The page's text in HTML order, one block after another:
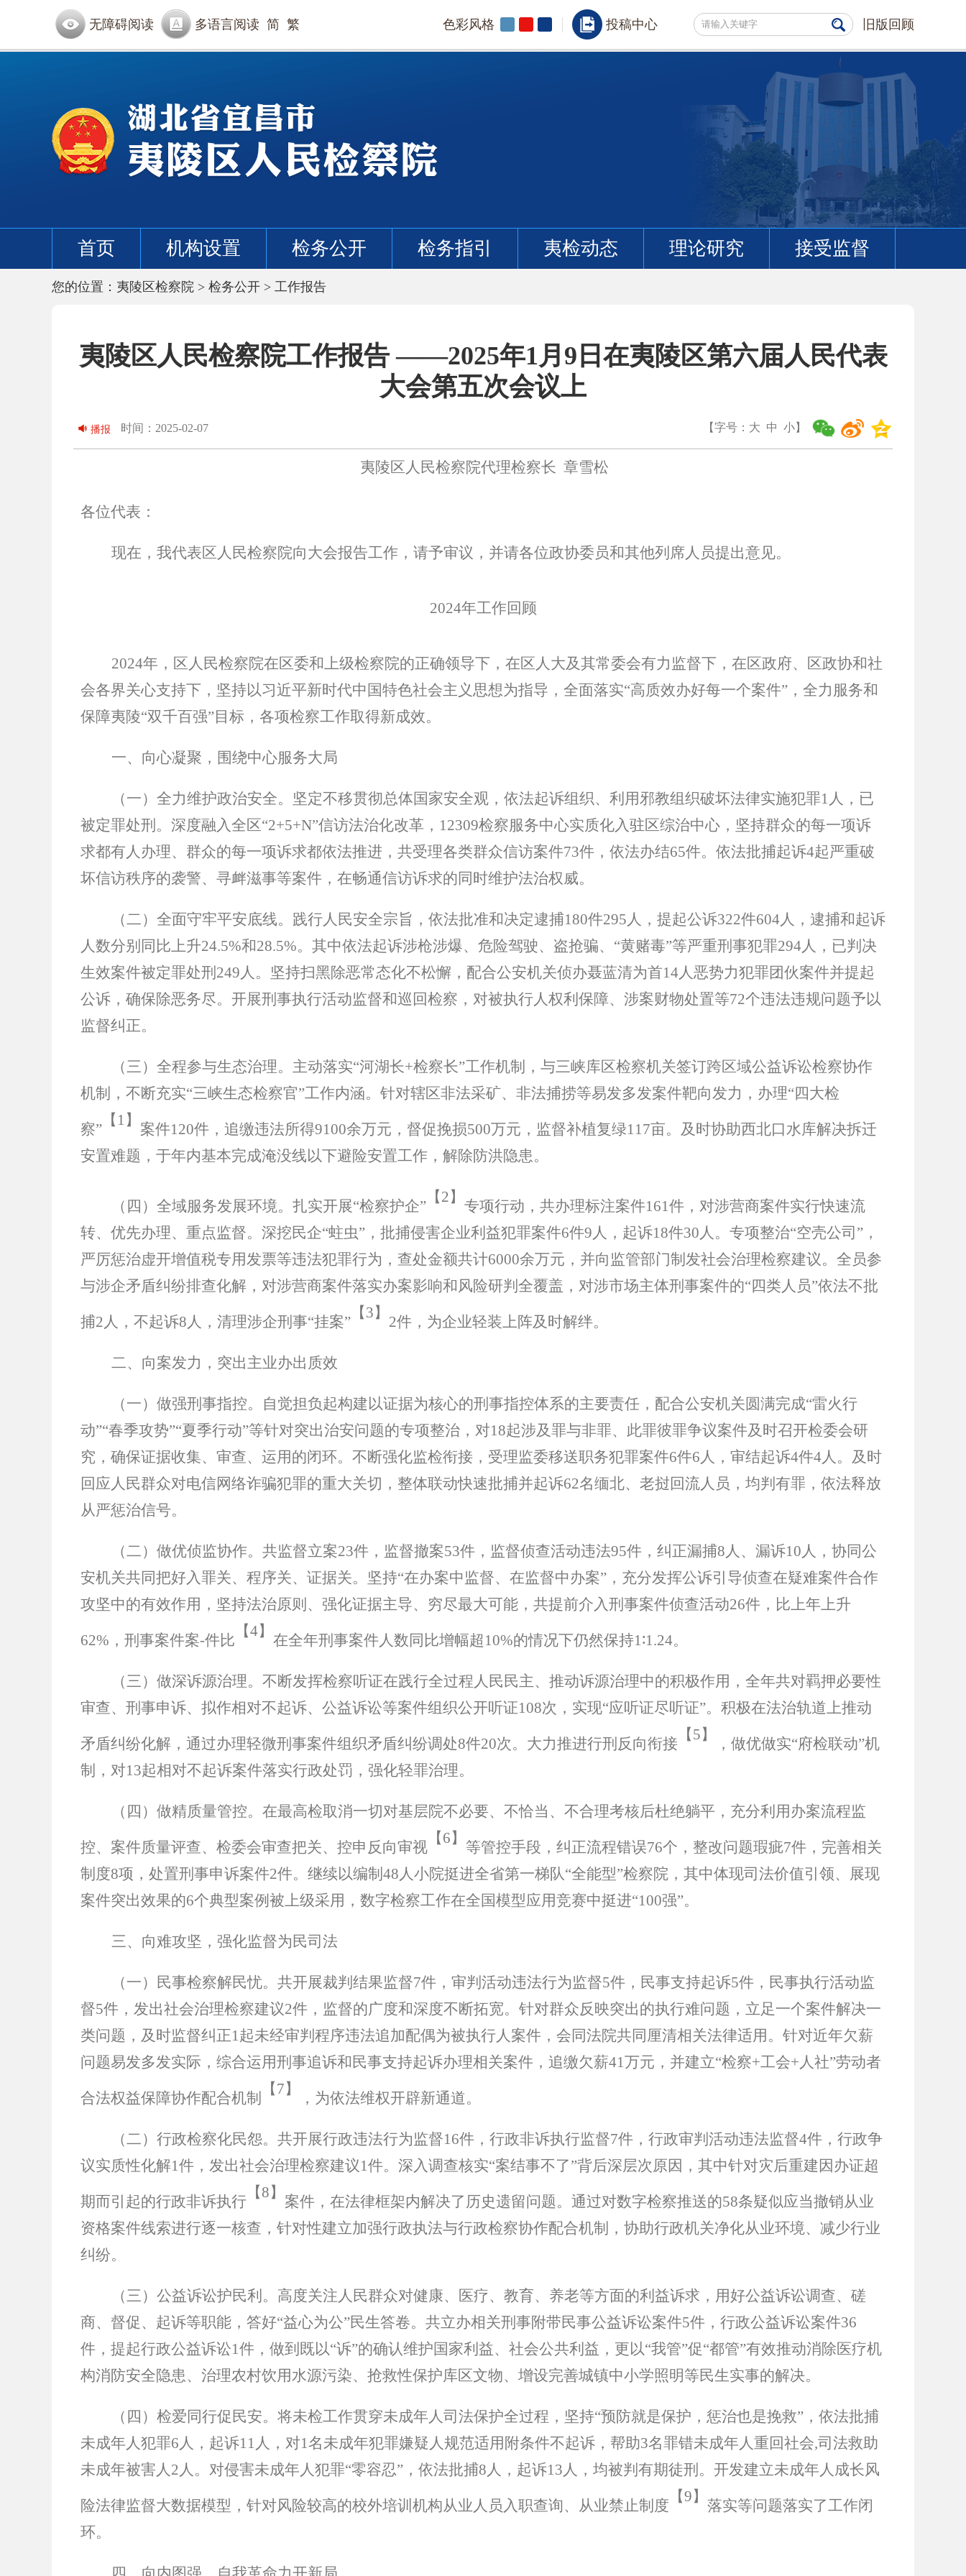
无障碍阅读 多语言阅读 简 繁 色彩风格 投稿中心 旧版回顾
首页 机构设置 检务公开 检务指引 夷检动态 理论研究 接受监督
您的位置： 夷陵区检察院 > 检务公开 > 工作报告
夷陵区人民检察院工作报告 ——2025年1月9日在夷陵区第六届人民代表
大会第五次会议上
【字号： 大 中 小】
播报 时间：2025-02-07
夷陵区人民检察院代理检察长 章雪松
各位代表：
现在，我代表区人民检察院向大会报告工作，请予审议，并请各位政协委员和其他列席人员提出意见。
2024年工作回顾
2024年，区人民检察院在区委和上级检察院的正确领导下，在区人大及其常委会有力监督下，在区政府、区政协和社
会各界关心支持下，坚持以习近平新时代中国特色社会主义思想为指导，全面落实“高质效办好每一个案件” ，全力服务和
保障夷陵“双千百强”目标，各项检察工作取得新成效。
一、向心凝聚，围绕中心服务大局
（一）全力维护政治安全。坚定不移贯彻总体国家安全观，依法起诉组织、利用邪教组织破坏法律实施犯罪1 人，已
被定罪处刑。深度融入全区“2+5+N”信访法治化改革， 12309检察服务中心实质化入驻区综治中心，坚持群众的每一项诉
求都有人办理、群众的每一项诉求都依法推进，共受理各类群众信访案件73件，依法办结65件。依法批捕起诉4起严重破
坏信访秩序的袭警、寻衅滋事等案件，在畅通信访诉求的同时维护法治权威。
（二）全面守牢平安底线。 践行人民安全宗旨，依法批准和决定逮捕180件295人，提起公诉322件604人，逮捕和起诉
人数分别同比上升24.5%和28.5%。其中依法起诉涉枪涉爆、危险驾驶、盗抢骗、 “黄赌毒”等严重刑事犯罪294人，已判决
生效案件被定罪处刑 249人。坚持扫黑除恶常态化不松懈，配合公安机关侦办聂蓝清为首14人恶势力犯罪团伙案件并提起
公诉，确保除恶务尽。开展刑事执行活动监督和巡回检察，对被执行人权利保障、涉案财物处置等72个违法违规问题予以
监督纠正。
（三）全程参与生态治理。 主动落实“河湖长+检察长”工作机制，与三峡库区检察机关签订跨区域公益诉讼检察协作
机制，不断充实“三峡生态检察官”工作内涵。针对辖区非法采矿、非法捕捞等易发多发案件靶向发力，办理“四大检
察”
【 1】
案件120件，追缴违法所得9100余万元，督促挽损500万元，监督补植复绿117亩。及时协助西北口水库解决拆迁
安置难题，于年内基本完成淹没线以下避险安置工作，解除防洪隐患。
（四）全域服务发展环境。 扎实开展“检察护企”
【2】
专项行动，共办理标注案件161件，对涉营商案件实行快速流
转、优先办理、重点监督。深挖民企“蛀虫” ，批捕侵害企业利益犯罪案件6件9人，起诉18件30人。专项整治“空壳公司 ” ，
严厉惩治虚开增值税专用发票等违法犯罪行为，查处金额共计6000余万元，并向监管部门制发社会治理检察建议。全员参
与涉企矛盾纠纷排查化解，对涉营商案件落实办案影响和风险研判全覆盖，对涉市场主体刑事案件的“四类人员”依法不批
捕2人，不起诉8人，清理涉企刑事“挂案”
【3】
2件，为企业轻装上阵及时解绊。
二、向案发力，突出主业办出质效
（一）做强刑事指控。 自觉担负起构建以证据为核心的刑事指控体系的主要责任，配合公安机关圆满完成“雷火行
动”“春季攻势”“夏季行动”等针对突出治安问题的专项整治，对18起涉及罪与非罪、此罪彼罪争议案件及时召开检委会研
究，确保证据收集、审查、运用的闭环。不断强化监检衔接，受理监委移送职务犯罪案件6件6人，审结起诉4件4人。及时
回应人民群众对电信网络诈骗犯罪的重大关切，整体联动快速批捕并起诉62名缅北、老挝回流人员，均判有罪，依法释放
从严惩治信号。
（二）做优侦监协作。 共监督立案23件，监督撤案53件，监督侦查活动违法95件，纠正漏捕8人、漏诉10人，协同公
安机关共同把好入罪关、程序关、证据关。坚持“在办案中监督、在监督中办案” ，充分发挥公诉引导侦查在疑难案件合作
攻坚中的有效作用，坚持法治原则、强化证据主导、穷尽最大可能，共提前介入刑事案件侦查活动26件，比上年上升
62% ，刑事案件案-件比
【4】
在全年刑事案件人数同比增幅超 10%的情况下仍然保持1∶1.24。
（三）做深诉源治理。 不断发挥检察听证在践行全过程人民民主、推动诉源治理中的积极作用，全年共对羁押必要性
审查、刑事申诉、拟作相对不起诉、公益诉讼等案件组织公开听证108次，实现“应听证尽听证”。积极在法治轨道上推动
矛盾纠纷化解，通过办理轻微刑事案件组织矛盾纠纷调处8件20次。大力推进行刑反向衔接
【5】
，做优做实“府检联动”机
制，对13起相对不起诉案件落实行政处罚，强化轻罪治理。
（四）做精质量管控。 在最高检取消一切对基层院不必要、不恰当、不合理考核后杜绝躺平，充分利用办案流程监
控、案件质量评查、检委会审查把关、控申反向审视
【6】
等管控手段，纠正流程错误76个，整改问题瑕疵7件，完善相关
制度8项，处置刑事申诉案件2件。继续以编制 48人小院挺进全省第一梯队“全能型”检察院，其中体现司法价值引领、展现
案件突出效果的6个典型案例被上级采用，数字检察工作在全国模型应用竞赛中挺进“100强”。
三、向难攻坚，强化监督为民司法
（一）民事检察解民忧。 共开展裁判结果监督7件，审判活动违法行为监督5件，民事支持起诉5件，民事执行活动监
督5件，发出社会治理检察建议2件，监督的广度和深度不断拓宽。针对群众反映突出的执行难问题，立足一个案件解决一
类问题，及时监督纠正1起未经审判程序违法追加配偶为被执行人案件，会同法院共同厘清相关法律适用。针对近年欠薪
问题易发多发实际，综合运用刑事追诉和民事支持起诉办理相关案件，追缴欠薪41万元，并建立“检察+工会+人社”劳动者
合法权益保障协作配合机制
【7】
，为依法维权开辟新通道。
（二）行政检察化民怨。 共开展行政违法行为监督16件，行政非诉执行监督7件，行政审判活动违法监督4件，行政争
议实质性化解1件，发出社会治理检察建议1件。深入调查核实“案结事不了”背后深层次原因，其中针对灾后重建因办证超
期而引起的行政非诉执行
【8】
案件，在法律框架内解决了历史遗留问题。通过对数字检察推送的58条疑似应当撤销从业
资格案件线索进行逐一核查，针对性建立加强行政执法与行政检察协作配合机制，协助行政机关净化从业环境、减少行业
纠纷。
（三）公益诉讼护民利。 高度关注人民群众对健康、医疗、教育、养老等方面的利益诉求，用好公益诉讼调查、磋
商、督促、起诉等职能，答好“益心为公”民生答卷。共立办相关刑事附带民事公益诉讼案件5件，行政公益诉讼案件36
件，提起行政公益诉讼1件，做到既以“诉”的确认维护国家利益、社会公共利益，更以“我管”促“都管”有效推动消除医疗机
构消防安全隐患、治理农村饮用水源污染、抢救性保护库区文物、增设完善城镇中小学照明等民生实事的解决。
（四）检爱同行促民安。 将未检工作贯穿未成年人司法保护全过程，坚持“预防就是保护，惩治也是挽救”，依法批捕
未成年人犯罪6人，起诉11 人，对1名未成年犯罪嫌疑人规范适用附条件不起诉，帮助3名罪错未成年人重回社会,司法救助
未成年被害人2人。对侵害未成年人犯罪“零容忍” ，依法批捕8人，起诉13人，均被判有期徒刑。开发建立未成年人成长风
险法律监督大数据模型，针对风险较高的校外培训机构从业人员入职查询、从业禁止制度
【9】
落实等问题落实了工作闭
环。